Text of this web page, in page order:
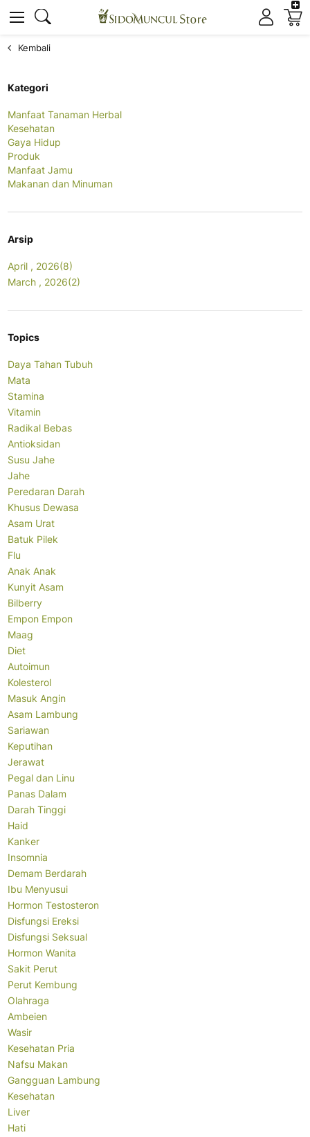
Kembali
Kategori
Manfaat Tanaman Herbal
Kesehatan
Gaya Hidup
Produk
Manfaat Jamu
Makanan dan Minuman
Arsip
April , 2026(8)
March , 2026(2)
Topics
Daya Tahan Tubuh
Mata
Stamina
Vitamin
Radikal Bebas
Antioksidan
Susu Jahe
Jahe
Peredaran Darah
Khusus Dewasa
Asam Urat
Batuk Pilek
Flu
Anak Anak
Kunyit Asam
Bilberry
Empon Empon
Maag
Diet
Autoimun
Kolesterol
Masuk Angin
Asam Lambung
Sariawan
Keputihan
Jerawat
Pegal dan Linu
Panas Dalam
Darah Tinggi
Haid
Kanker
Insomnia
Demam Berdarah
Ibu Menyusui
Hormon Testosteron
Disfungsi Ereksi
Disfungsi Seksual
Hormon Wanita
Sakit Perut
Perut Kembung
Olahraga
Ambeien
Wasir
Kesehatan Pria
Nafsu Makan
Gangguan Lambung
Kesehatan
Liver
Hati